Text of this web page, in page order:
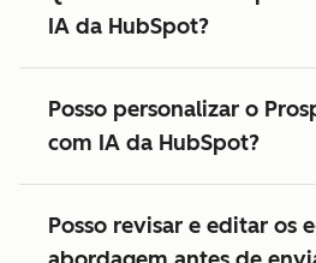
IA da HubSpot?
Posso personalizar o
com IA da HubSpot?
Posso revisar e editar os